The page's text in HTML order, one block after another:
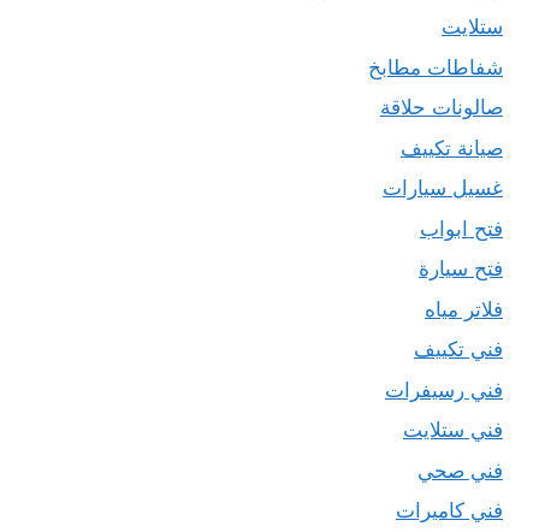
ستلايت
شفاطات مطابخ
صالونات حلاقة
صيانة تكييف
غسيل سيارات
فتح ابواب
فتح سيارة
فلاتر مياه
فني تكييف
فني رسيفرات
فني ستلايت
فني صحي
فني كاميرات